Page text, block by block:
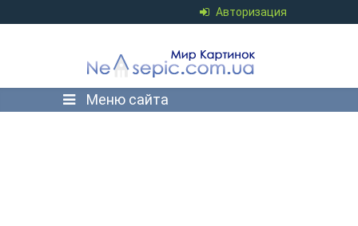
Авторизация
Меню сайта